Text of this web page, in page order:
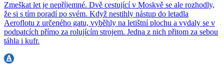
Zmeškat let je nepříjemné. Dvě cestující v Moskvě se ale rozhodly,
že si s tím poradí po svém. Když nestihly nástup do letadla
Aeroflotu z určeného gatu, vyběhly na letištní plochu a vydaly se v
podpatcích přímo za rolujícím strojem. Jedna z nich přitom za sebou
táhla i kufr.